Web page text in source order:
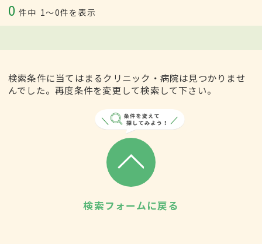
0 件中 1〜0件を表示
検索条件に当てはまるクリニック・病院は見つかりませ
んでした。再度条件を変更して検索して下さい。
検索フォームに戻る